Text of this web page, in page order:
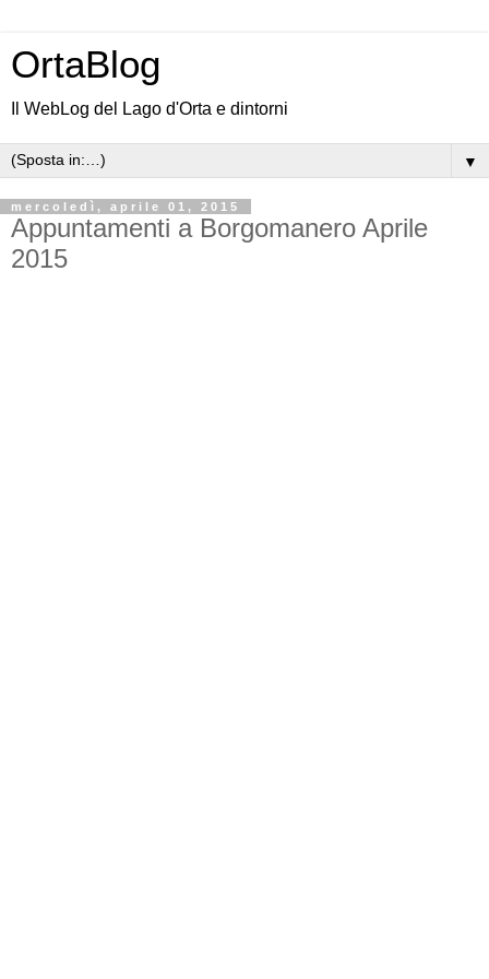
OrtaBlog
Il WebLog del Lago d'Orta e dintorni
▼
mercoledì, aprile 01, 2015
Appuntamenti a Borgomanero Aprile
2015